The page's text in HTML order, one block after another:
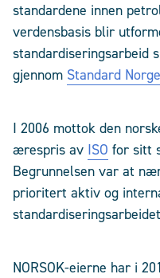
standardene innen
verdensbasis blir
standardiseringsarbeid
gjennom Standard Norge
I 2006 mottok den
ærespris av ISO for sitt
Begrunnelsen var at
prioritert aktiv og
NORSOK-eierne har i